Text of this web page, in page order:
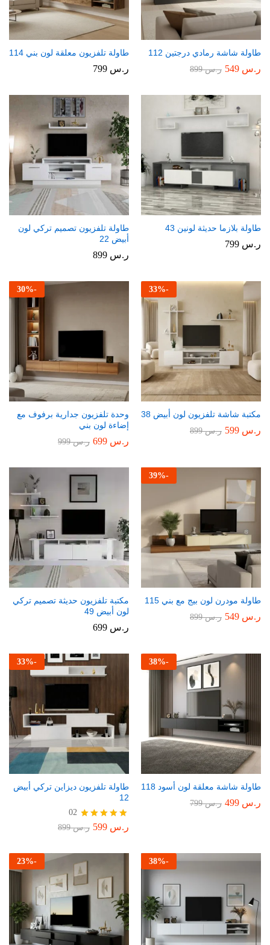
طاولة شاشة رمادي درجتين 112
ر.س ر.س899
طاولة تلفزيون معلقة لون بني 114
ر.س
طاولة بلازما حديثة لونين 43
ر.س
طاولة تلفزيون تصميم تركي لون
أبيض 22
ر.س
-
33%
مكتبة شاشة تلفزيون لون أبيض 38
ر.س ر.س899
-
30%
وحدة تلفزيون جدارية برفوف مع
إضاءة لون بني
ر.س ر.س999
-
39%
طاولة مودرن لون بيج مع بني 115
ر.س ر.س899
مكتبة تلفزيون حديثة تصميم تركي
لون أبيض 49
ر.س
-
38%
طاولة شاشة معلقة لون أسود 118
ر.س ر.س799
-
33%
طاولة تلفزيون ديزاين تركي أبيض
12
تم التقييم
02
ر.س ر.س899
-
38%
-
23%